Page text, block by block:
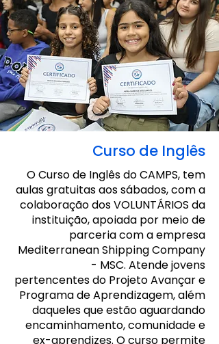
Curso de Inglês
O Curso de Inglês do CAMPS, tem
aulas gratuitas aos sábados, com a
colaboração dos VOLUNTÁRIOS da
instituição, apoiada por meio de
parceria com a empresa
Mediterranean Shipping Company
- MSC. Atende jovens
pertencentes do Projeto Avançar e
Programa de Aprendizagem, além
daqueles que estão aguardando
encaminhamento, comunidade e
ex-aprendizes. O curso permite